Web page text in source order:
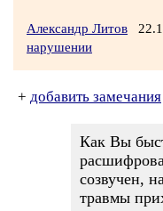
Александр Литов
нарушении
+ добавить замечания
Как Вы
созвучен,
травмы